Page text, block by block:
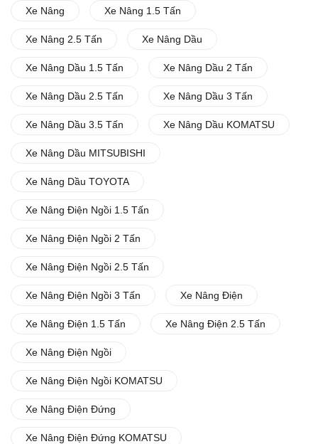
Xe Nâng Xe Nâng 1.5 Tấn
Xe Nâng 2.5 Tấn Xe Nâng Dầu
Xe Nâng Dầu 1.5 Tấn Xe Nâng Dầu 2 Tấn
Xe Nâng Dầu 2.5 Tấn Xe Nâng Dầu 3 Tấn
Xe Nâng Dầu 3.5 Tấn Xe Nâng Dầu KOMATSU
Xe Nâng Dầu MITSUBISHI
Xe Nâng Dầu TOYOTA
Xe Nâng Điện Ngồi 1.5 Tấn
Xe Nâng Điện Ngồi 2 Tấn
Xe Nâng Điện Ngồi 2.5 Tấn
Xe Nâng Điện Ngồi 3 Tấn Xe Nâng Điện
Xe Nâng Điện 1.5 Tấn Xe Nâng Điện 2.5 Tấn
Xe Nâng Điện Ngồi
Xe Nâng Điện Ngồi KOMATSU
Xe Nâng Điện Đứng
Xe Nâng Điện Đứng KOMATSU